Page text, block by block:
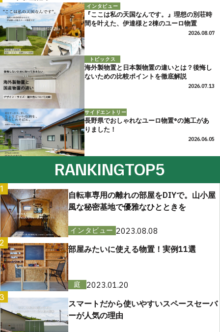
インタビュー
『ここは私の天国なんです。』理想の別荘時
間を叶えた、伊達様と2棟のユーロ物置
2026.08.07
トピックス
海外製物置と日本製物置の違いとは？後悔し
ないための比較ポイントを徹底解説
2026.07.13
サイドエントリー
長野県でおしゃれなユーロ物置®の施工があ
りました！
2026.06.05
RANKINGTOP5
1
自転車専用の離れの部屋をDIYで。山小屋
風な秘密基地で優雅なひとときを
インタビュー 2023.08.08
2
部屋みたいに使える物置！実例11選
庭
2023.01.20
スマートだから使いやすいスペースセーバ
ーが人気の理由